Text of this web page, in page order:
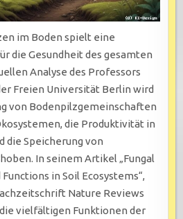
im Boden spielt eine
die Gesundheit des gesamten
Analyse des Professors
Freien Universität Berlin wird
von Bodenpilzgemeinschaften
die Produktivität in
die Speicherung von
In seinem Artikel „Fungal
in Soil Ecosystems“,
Nature Reviews
vielfältigen Funktionen der